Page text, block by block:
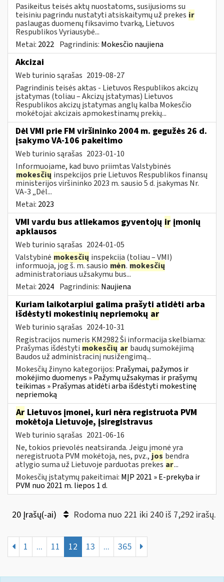
Pasikeitus teisės aktų nuostatoms, susijusioms su
teisiniu pagrindu nustatyti atsiskaitymų už prekes ir
paslaugas duomenų fiksavimo tvarką, Lietuvos
Respublikos Vyriausybė...
Metai: 2022 Pagrindinis: Mokesčio naujiena
Akcizai
Web turinio sąrašas 2019-08-27
Pagrindinis teisės aktas - Lietuvos Respublikos akcizų
įstatymas (toliau – Akcizų įstatymas) Lietuvos
Respublikos akcizų įstatymas anglų kalba Mokesčio
mokėtojai: akcizais apmokestinamų prekių...
Dėl VMI prie FM viršininko 2004 m. gegužės 26 d.
įsakymo VA-106 pakeitimo
Web turinio sąrašas 2023-01-10
Informuojame, kad buvo priimtas Valstybinės
mokesčių inspekcijos prie Lietuvos Respublikos finansų
ministerijos viršininko 2023 m. sausio 5 d. įsakymas Nr.
VA-3 „Dėl...
Metai: 2023
VMI vardu bus atliekamos gyventojų ir įmonių
apklausos
Web turinio sąrašas 2024-01-05
Valstybinė mokesčių inspekcija (toliau – VMI)
informuoja, jog š. m. sausio mėn. mokesčių
administratoriaus užsakymu bus...
Metai: 2024 Pagrindinis: Naujiena
Kuriam laikotarpiui galima prašyti atidėti arba
išdėstyti mokestinių nepriemokų ar
Web turinio sąrašas 2024-10-31
Registracijos numeris KM2982 Ši informacija skelbiama:
Prašymas išdėstyti mokesčių ar baudų sumokėjimą
Baudos už administracinį nusižengimą...
Mokesčių žinyno kategorijos: Prašymai, pažymos ir
mokėjimo duomenys » Pažymų užsakymas ir prašymų
teikimas » Prašymas atidėti arba išdėstyti mokestinę
nepriemoką
Ar Lietuvos įmonei, kuri nėra registruota PVM
mokėtoja Lietuvoje, įsiregistravus
Web turinio sąrašas 2021-06-16
Ne, tokios prievolės neatsiranda. Jeigu įmonė yra
neregistruota PVM mokėtoja, nes, pvz., jos bendra
atlygio suma už Lietuvoje parduotas prekes ar...
Mokesčių įstatymų pakeitimai: MĮP 2021 » E-prekyba ir
PVM nuo 2021 m. liepos 1 d.
20 Įrašų(-ai) Rodoma nuo 221 iki 240 iš 7,292 irašų.
1 ... 11 12 13 ... 365